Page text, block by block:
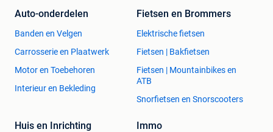
Auto-onderdelen
Banden en Velgen
Carrosserie en Plaatwerk
Motor en Toebehoren
Interieur en Bekleding
Fietsen en Brommers
Elektrische fietsen
Fietsen | Bakfietsen
Fietsen | Mountainbikes en
ATB
Snorfietsen en Snorscooters
Huis en Inrichting Immo